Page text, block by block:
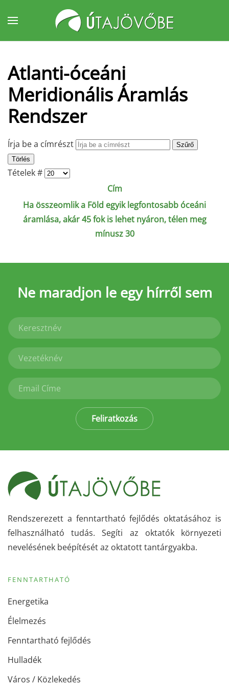
Fő tartalom átugrása
Atlanti-óceáni
Meridionális Áramlás
Rendszer
Írja be a címrészt
Szűrő
Törlés
Tételek #
Cím
Ha összeomlik a Föld egyik legfontosabb óceáni
áramlása, akár 45 fok is lehet nyáron, télen meg
mínusz 30
Ne maradjon le egy hírről sem
Feliratkozás
Rendszerezett a fenntartható fejlődés oktatásához is
felhasználható tudás. Segíti az oktatók környezeti
nevelésének beépítését az oktatott tantárgyakba.
FENNTARTHATÓ
Energetika
Élelmezés
Fenntartható fejlődés
Hulladék
Város / Közlekedés